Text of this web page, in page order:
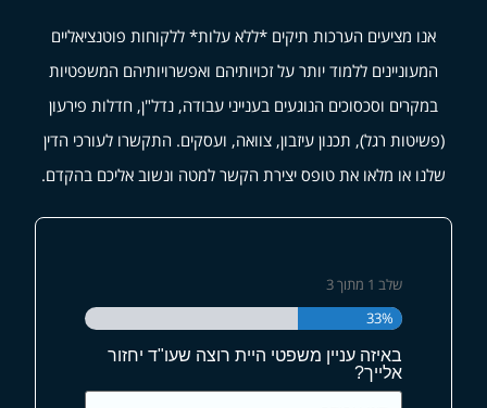
אנו מציעים הערכות תיקים *ללא עלות* ללקוחות פוטנציאליים
המעוניינים ללמוד יותר על זכויותיהם ואפשרויותיהם המשפטיות
במקרים וסכסוכים הנוגעים בענייני עבודה, נדל"ן, חדלות פירעון
(פשיטות רגל), תכנון עיזבון, צוואה, ועסקים. התקשרו לעורכי הדין
שלנו או מלאו את טופס יצירת הקשר למטה ונשוב אליכם בהקדם.
שלב 1 מתוך3
33%
באיזה עניין משפטי היית רוצה שעו"ד יחזור
אלייך?